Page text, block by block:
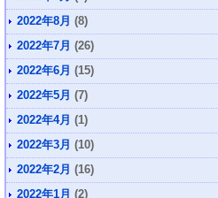
2022年8月 (8)
2022年7月 (26)
2022年6月 (15)
2022年5月 (7)
2022年4月 (1)
2022年3月 (10)
2022年2月 (16)
2022年1月 (2)